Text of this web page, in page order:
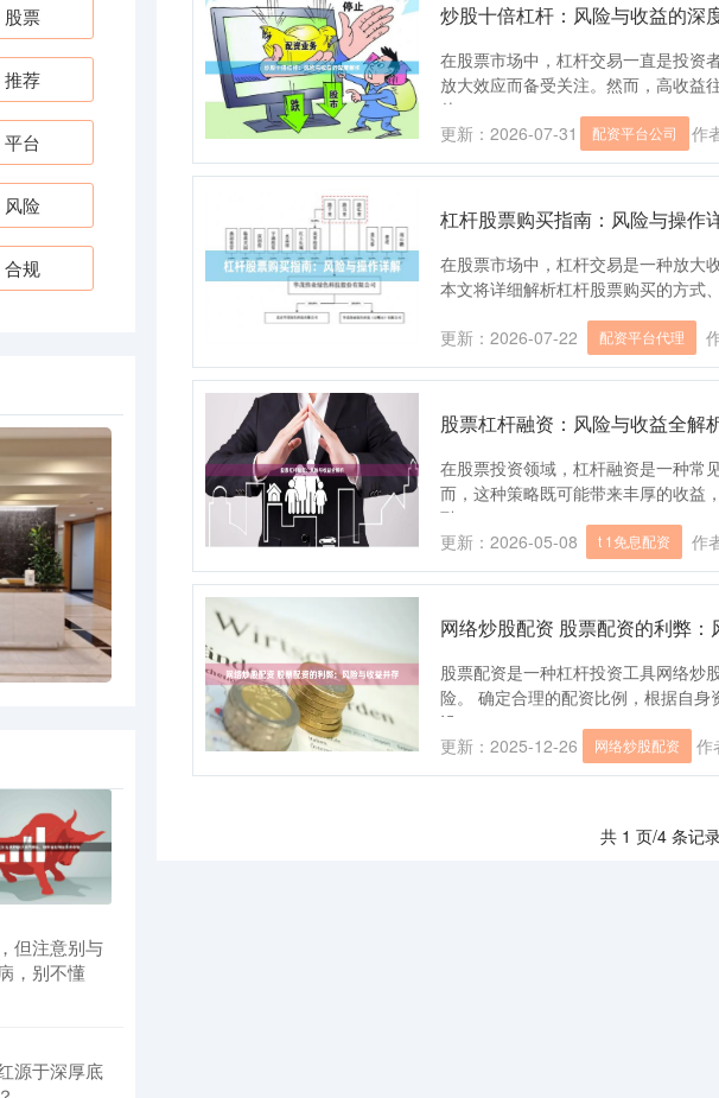
炒股十倍杠杆：风险与收益的深
在股票市场中，杠杆交易一直是投资
放大效应而备受关注。然而，高收益
从....
更新：2026-07-31
配资平台公司 作
杠杆股票购买指南：风险与操作
在股票市场中，杠杆交易是一种放大
本文将详细解析杠杆股票购买的方式
更新：2026-07-22
配资平台代理
股票杠杆融资：风险与收益全解
在股票投资领域，杠杆融资是一种常
而，这种策略既可能带来丰厚的收益
融....
更新：2026-05-08
t 1免息配资 作
网络炒股配资 股票配资的利弊：
股票配资是一种杠杆投资工具网络炒
险。 确定合理的配资比例，根据自
设....
更新：2025-12-26
网络炒股配资 作
共 1 页/4 条记
股票
推荐
平台
风险
合规
但注意别与
，别不懂
源于深厚底